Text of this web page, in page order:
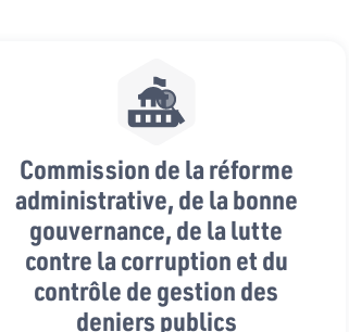
Commission de la réforme
administrative, de la bonne
gouvernance, de la lutte
contre la corruption et du
contrôle de gestion des
deniers publics